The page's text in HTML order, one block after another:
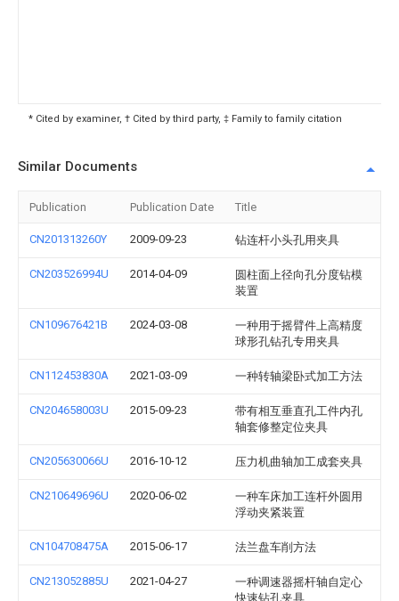
* Cited by examiner, † Cited by third party, ‡ Family to family citation
Similar Documents
Publication Publication Date Title
CN201313260Y 2009-09-23 钻连杆小头孔用夹具
CN203526994U 2014-04-09
圆柱面上径向孔分度钻模
装置
CN109676421B 2024-03-08
一种用于摇臂件上高精度
球形孔钻孔专用夹具
CN112453830A 2021-03-09 一种转轴梁卧式加工方法
CN204658003U 2015-09-23
带有相互垂直孔工件内孔
轴套修整定位夹具
CN205630066U 2016-10-12 压力机曲轴加工成套夹具
CN210649696U 2020-06-02
一种车床加工连杆外圆用
浮动夹紧装置
CN104708475A 2015-06-17 法兰盘车削方法
CN213052885U 2021-04-27
一种调速器摇杆轴自定心
快速钻孔夹具